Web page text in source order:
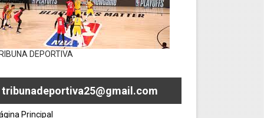
DEPORTIVA
tribunadeportiva25@gmail.com
Principal